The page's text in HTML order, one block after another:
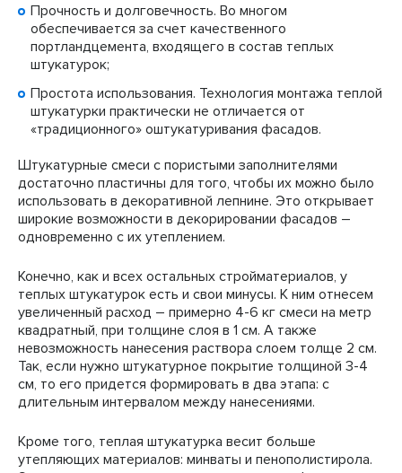
Прочность и долговечность. Во многом
обеспечивается за счет качественного
портландцемента, входящего в состав теплых
штукатурок;
Простота использования. Технология монтажа теплой
штукатурки практически не отличается от
«традиционного» оштукатуривания фасадов.
Штукатурные смеси с пористыми заполнителями
достаточно пластичны для того, чтобы их можно было
использовать в декоративной лепнине. Это открывает
широкие возможности в декорировании фасадов –
одновременно с их утеплением.
Конечно, как и всех остальных стройматериалов, у
теплых штукатурок есть и свои минусы. К ним отнесем
увеличенный расход – примерно 4-6 кг смеси на метр
квадратный, при толщине слоя в 1 см. А также
невозможность нанесения раствора слоем толще 2 см.
Так, если нужно штукатурное покрытие толщиной 3-4
см, то его придется формировать в два этапа: с
длительным интервалом между нанесениями.
Кроме того, теплая штукатурка весит больше
утепляющих материалов: минваты и пенополистирола.